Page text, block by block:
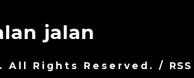
jalan
. All Rights Reserved. / RSS